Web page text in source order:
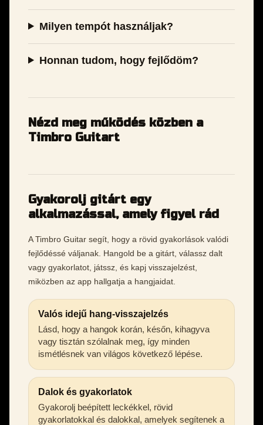
Milyen tempót használjak?
Honnan tudom, hogy fejlődöm?
Nézd meg működés közben a
Timbro Guitart
Gyakorolj gitárt egy
alkalmazással, amely figyel rád
A Timbro Guitar segít, hogy a rövid gyakorlások valódi
fejlődéssé váljanak. Hangold be a gitárt, válassz dalt
vagy gyakorlatot, játssz, és kapj visszajelzést,
miközben az app hallgatja a hangjaidat.
Valós idejű hang-visszajelzés
Lásd, hogy a hangok korán, későn, kihagyva
vagy tisztán szólalnak meg, így minden
ismétlésnek van világos következő lépése.
Dalok és gyakorlatok
Gyakorolj beépített leckékkel, rövid
gyakorlatokkal és dalokkal, amelyek segítenek a